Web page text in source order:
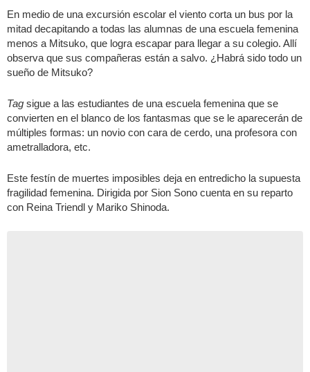
En medio de una excursión escolar el viento corta un bus por la
mitad decapitando a todas las alumnas de una escuela femenina
menos a Mitsuko, que logra escapar para llegar a su colegio. Allí
observa que sus compañeras están a salvo. ¿Habrá sido todo un
sueño de Mitsuko?
Tag sigue a las estudiantes de una escuela femenina que se
convierten en el blanco de los fantasmas que se le aparecerán de
múltiples formas: un novio con cara de cerdo, una profesora con
ametralladora, etc.
Este festín de muertes imposibles deja en entredicho la supuesta
fragilidad femenina. Dirigida por Sion Sono cuenta en su reparto
con Reina Triendl y Mariko Shinoda.